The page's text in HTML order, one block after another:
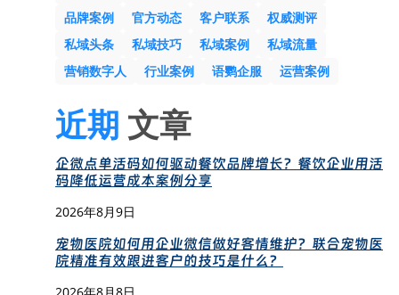
品牌案例
官方动态 客户联系
权威测评
私域头条
私域技巧 私域案例
私域流量
营销数字人
行业案例 语鹦企服 运营案例
近期 文章
企微点单活码如何驱动餐饮品牌增长？餐饮企业用活
码降低运营成本案例分享
2026年8月9日
宠物医院如何用企业微信做好客情维护？联合宠物医
院精准有效跟进客户的技巧是什么？